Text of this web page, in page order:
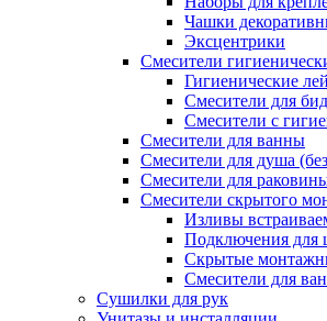
Чашки
Эксцентрики
Смесители
Гигиенические
Смесители для
Смесители с
Смесители для ванны
Смесители для душа
Смесители для
Смесители скрытого
Изливы
Подключения для
Скрытые
Смесители для
Сушилки для рук